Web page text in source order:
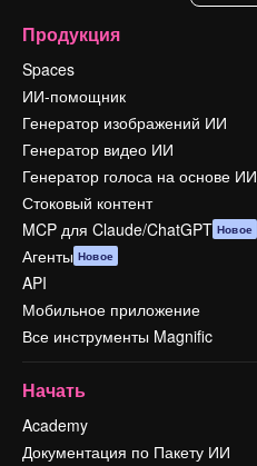
Продукция
Spaces
ИИ-помощник
Генератор изображений ИИ
Генератор видео ИИ
Генератор голоса на основе ИИ
Стоковый контент
MCP для Claude/ChatGPT Новое
Агенты Новое
API
Мобильное приложение
Все инструменты Magnific
Начать
Academy
Документация по Пакету ИИ